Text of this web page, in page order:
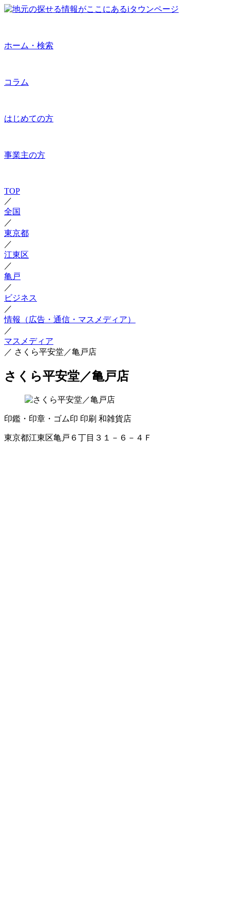
ホーム・検索
コラム
はじめての方
事業主の方
TOP
／
全国
／
東京都
／
江東区
／
亀戸
／
ビジネス
／
情報（広告・通信・マスメディア）
／
マスメディア
／ さくら平安堂／亀戸店
さくら平安堂／亀戸店
印鑑・印章・ゴム印 印刷 和雑貨店
東京都江東区亀戸６丁目３１－６－４Ｆ